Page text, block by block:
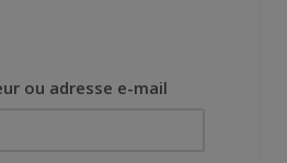
ou adresse e-mail